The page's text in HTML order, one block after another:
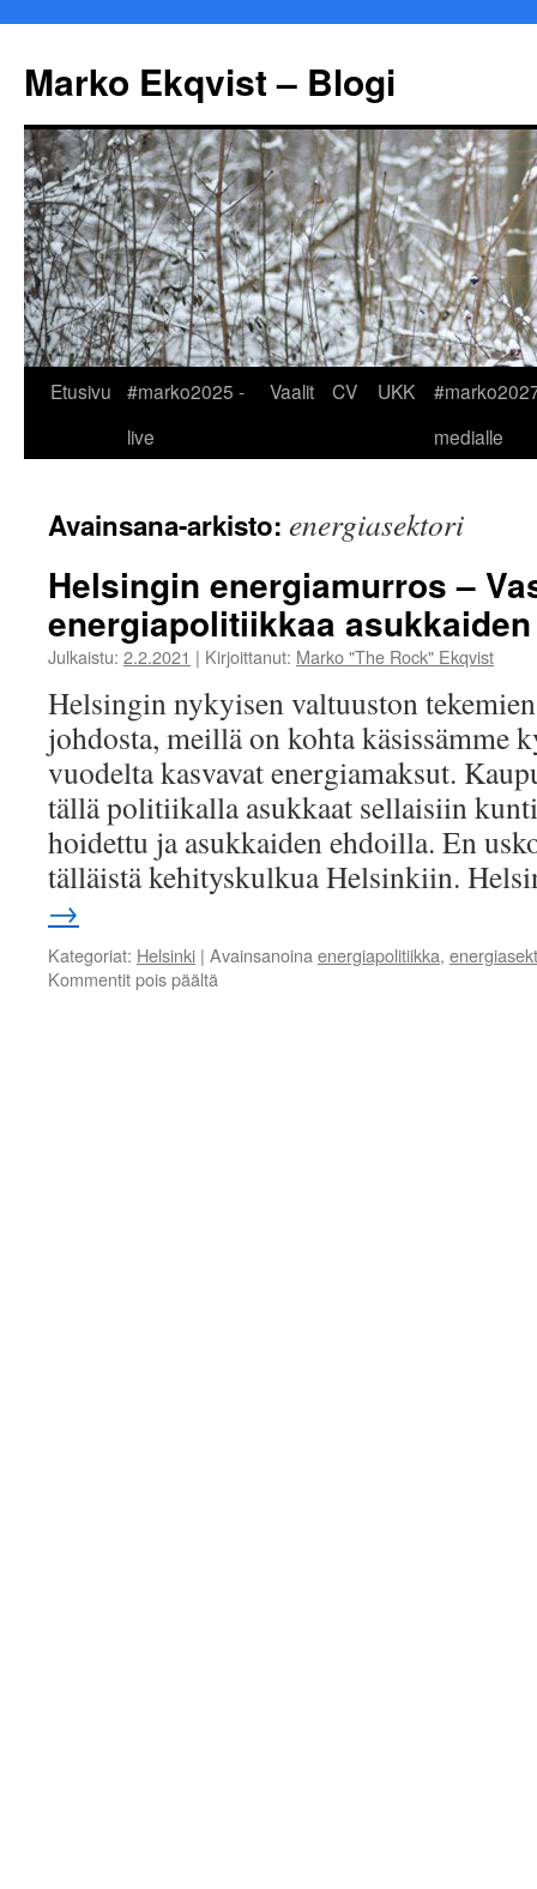
Marko Ekqvist – Blogi
Siirry
Etusivu
#marko2025 -
live
Vaalit CV UKK
medialle
Avainsana-arkisto: energiasektori
Helsingin energiamurros –
energiapolitiikkaa
Julkaistu: 2.2.2021 | Kirjoittanut: Marko "The Rock" Ekqvist
Helsingin nykyisen valtuuston
johdosta, meillä on kohta käsissämme
vuodelta kasvavat energiamaksut.
tällä politiikalla asukkaat sellaisiin
hoidettu ja asukkaiden ehdoilla. En
tälläistä kehityskulkua Helsinkiin.
→
Kategoriat: Helsinki | Avainsanoina energiapolitiikka,
Kommentit pois päältä